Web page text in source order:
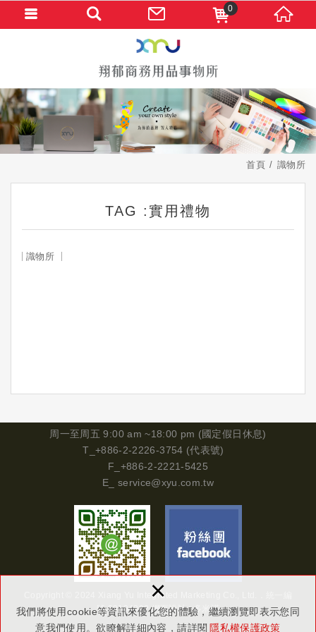
我們將使用cookie等資訊來優化您的體驗，繼續瀏覽即表示您同
意我們使用。欲瞭解詳細內容，請詳閱 隱私權保護政策
×
首頁 識物所
TAG :實用禮物
識物所
周一至周五 9:00 am ~18:00 pm (國定假日休息)
T_+886-2-2226-3754 (代表號)
F_+886-2-2221-5425
E_ service@xyu.com.tw
Copyright © 2024 Xiang Yu Integrated Marketing Co., Ltd.．
號29134302 網頁設計 : 多米諾
0